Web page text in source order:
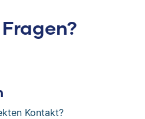
Kontakt?